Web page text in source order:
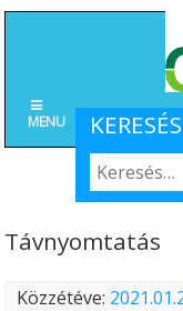
KERESÉS
MENU
Távnyomtatás
Közzétéve: